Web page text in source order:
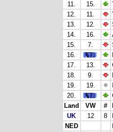
11.
15.
12.
11.
13.
12.
14.
16.
15.
7.
16.
17.
13.
18.
9.
19.
19.
20.
Land
VW #
UK
12 8
NED